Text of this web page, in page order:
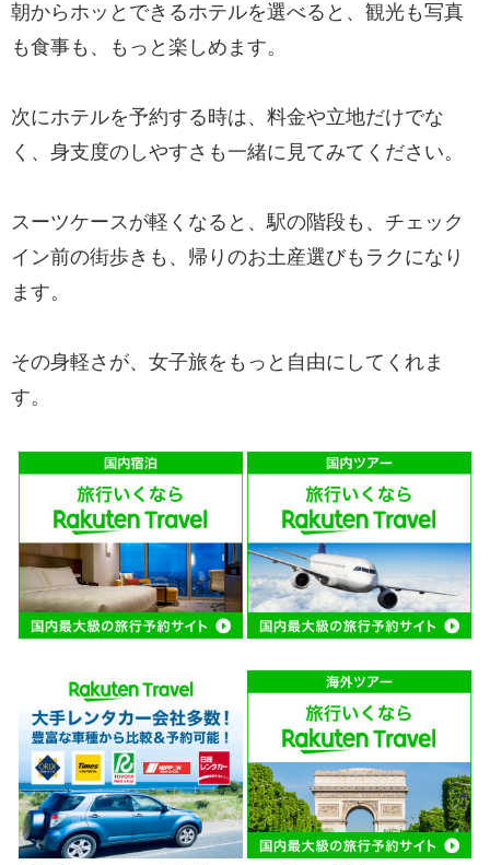
朝からホッとできるホテルを選べると、観光も写真
も食事も、もっと楽しめます。
次にホテルを予約する時は、料金や立地だけでな
く、身支度のしやすさも一緒に見てみてください。
スーツケースが軽くなると、駅の階段も、チェック
イン前の街歩きも、帰りのお土産選びもラクになり
ます。
その身軽さが、女子旅をもっと自由にしてくれま
す。